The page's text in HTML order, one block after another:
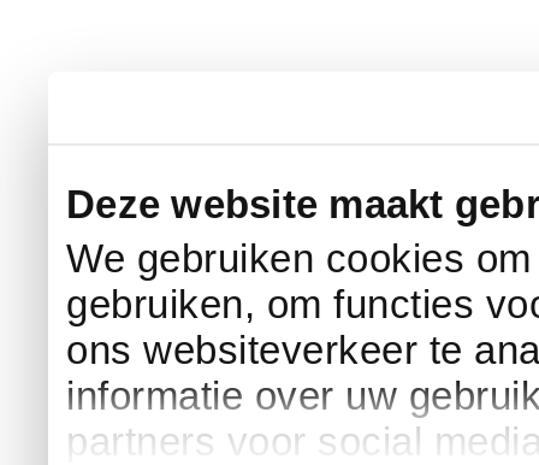
Deze website maakt
We gebruiken cookies
gebruiken, om functies
ons websiteverkeer te
informatie over uw
partners voor social